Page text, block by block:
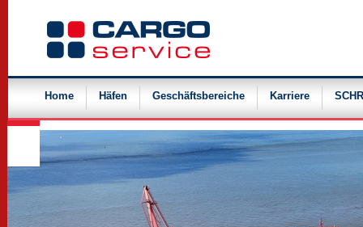
Navigation
überspringen
Home Häfen Geschäftsbereiche Karriere